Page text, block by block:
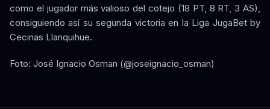
como el jugador más valioso del cotejo (18 PT, 8 RT, 3 AS),
consiguiendo así su segunda victoria en la Liga JugaBet by
Cecinas Llanquihue.
Foto: José Ignacio Osman (@joseignacio_osman)